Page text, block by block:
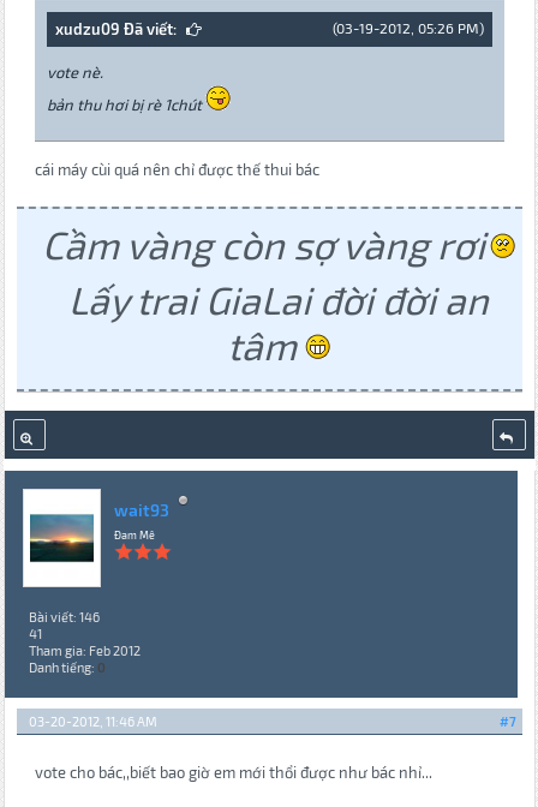
(03-19-2012, 05:26 PM)
xudzu09 Đã viết:
vote nè.
bản thu hơi bị rè 1chút
cái máy cùi quá nên chỉ được thế thui bác
Cầm vàng còn sợ vàng rơi
Lấy trai GiaLai đời đời an
tâm
wait93
Đam Mê
Bài viết: 146
41
Tham gia: Feb 2012
Danh tiếng: 0
#7
03-20-2012, 11:46 AM
vote cho bác,,biết bao giờ em mới thổi được như bác nhỉ...